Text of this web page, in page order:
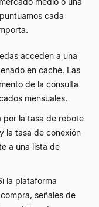
cada
acceden a una
en caché. Las
de la consulta
mensuales.
por la tasa de rebote
la tasa de conexión
a una lista de
la plataforma
señales de